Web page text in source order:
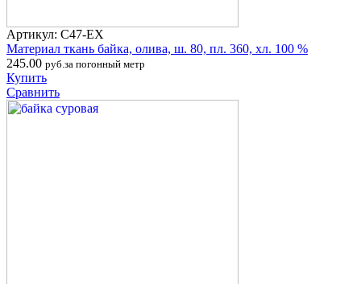
Артикул: С47-ЕХ
Материал ткань байка, олива, ш. 80, пл. 360, хл. 100 %
245.00 руб.за погонный метр
Купить
Сравнить